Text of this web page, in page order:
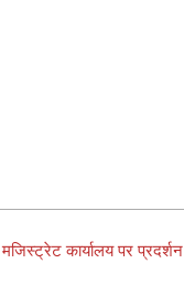
कार्यालय पर प्रदर्शन